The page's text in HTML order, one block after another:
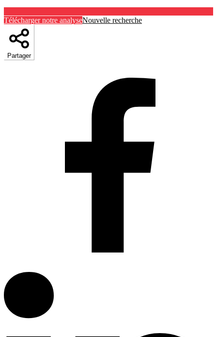
Télécharger notre analyseNouvelle recherche
Partager